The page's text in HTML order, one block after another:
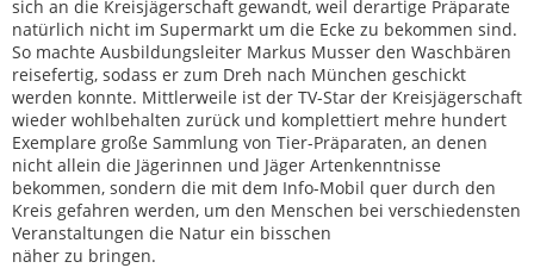
sich an die Kreisjägerschaft gewandt, weil derartige Präparate
natürlich nicht im Supermarkt um die Ecke zu bekommen sind.
So machte Ausbildungsleiter Markus Musser den Waschbären
reisefertig, sodass er zum Dreh nach München geschickt
werden konnte. Mittlerweile ist der TV-Star der Kreisjägerschaft
wieder wohlbehalten zurück und komplettiert mehre hundert
Exemplare große Sammlung von Tier-Präparaten, an denen
nicht allein die Jägerinnen und Jäger Artenkenntnisse
bekommen, sondern die mit dem Info-Mobil quer durch den
Kreis gefahren werden, um den Menschen bei verschiedensten
Veranstaltungen die Natur ein bisschen
näher zu bringen.